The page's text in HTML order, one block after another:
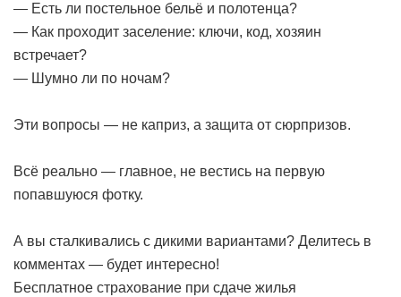
— Есть ли постельное бельё и полотенца?
— Как проходит заселение: ключи, код, хозяин
встречает?
— Шумно ли по ночам?
Эти вопросы — не каприз, а защита от сюрпризов.
Всё реально — главное, не вестись на первую
попавшуюся фотку.
А вы сталкивались с дикими вариантами? Делитесь в
комментах — будет интересно!
Бесплатное страхование при сдаче жилья